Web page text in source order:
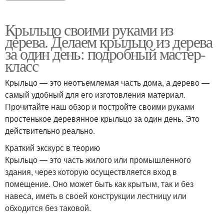
Крыльцо своими руками из
дерева. Делаем крыльцо из дерева
за один день: подробный мастер-
класс
Крыльцо — это неотъемлемая часть дома, а дерево —
самый удобный для его изготовления материал.
Прочитайте наш обзор и постройте своими руками
простенькое деревянное крыльцо за один день. Это
действительно реально.
Краткий экскурс в теорию
Крыльцо — это часть жилого или промышленного
здания, через которую осуществляется вход в
помещение. Оно может быть как крытым, так и без
навеса, иметь в своей конструкции лестницу или
обходится без таковой.